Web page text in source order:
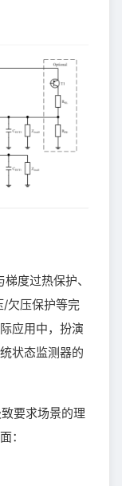
度过热保护、
/欠压保护等完
应用中，扮演
状态监测器的
要求场景的理
：